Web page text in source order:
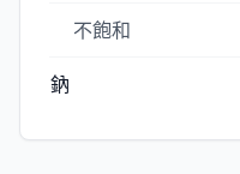
不飽和
鈉